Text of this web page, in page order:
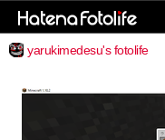
yarukimedesu's fotolife